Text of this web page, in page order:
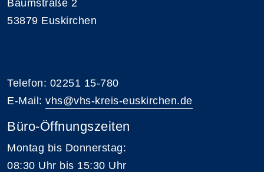
Baumstraße 2
53879 Euskirchen
Telefon: 02251 15-780
E-Mail: vhs@vhs-kreis-euskirchen.de
Büro-Öffnungszeiten
Montag bis Donnerstag:
08:30 Uhr bis 15:30 Uhr